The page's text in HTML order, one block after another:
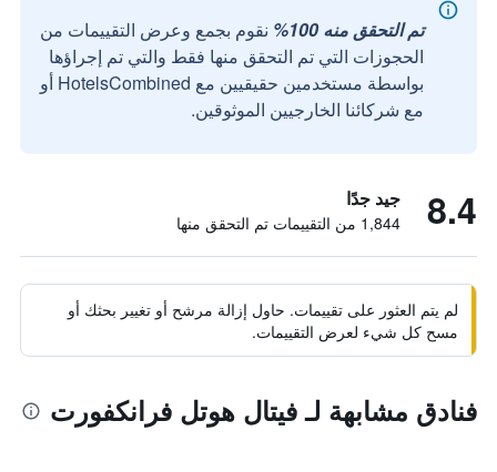
تم التحقق منه 100%
نقوم بجمع وعرض التقييمات من
الحجوزات التي تم التحقق منها فقط والتي تم إجراؤها
بواسطة مستخدمين حقيقيين مع HotelsCombined أو
مع شركائنا الخارجيين الموثوقين.
8.4 جيد جدًا
1,844 من التقييمات تم التحقق منها
لم يتم العثور على تقييمات. حاول إزالة مرشح أو تغيير بحثك أو
مسح كل شيء لعرض التقييمات.
فنادق مشابهة لـ فيتال هوتل فرانكفورت